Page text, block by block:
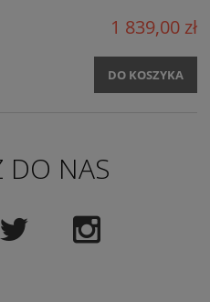
1 839,00 zł
DO KOSZYKA
DO NAS